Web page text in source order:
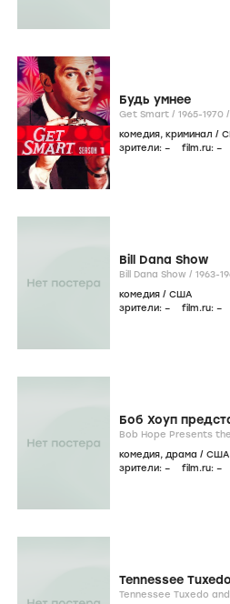
Будь умнее
Get Smart / 1965-1970 /
комедия, криминал /
зрители: – film.ru: –
Bill Dana Show
Bill Dana Show / 1963-
комедия / США
зрители: – film.ru: –
Боб Хоуп
комедия, драма / США
зрители: – film.ru: –
Tennessee